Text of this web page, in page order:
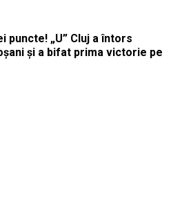
puncte! „U” Cluj a întors
și a bifat prima victorie pe